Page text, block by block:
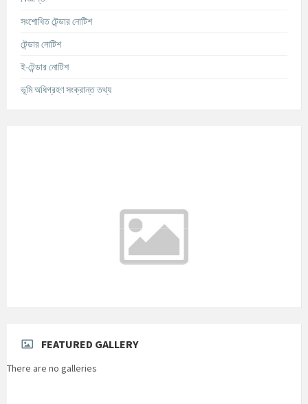
সংশোধিত টেন্ডার নোটিশ
টেন্ডার নোটিশ
ই-টেন্ডার নোটিশ
ভূমি অধিগ্রহণ সংক্রান্ত তথ্য
FEATURED GALLERY
There are no galleries